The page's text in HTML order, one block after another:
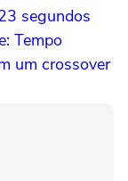
segundos
Tempo
um crossover